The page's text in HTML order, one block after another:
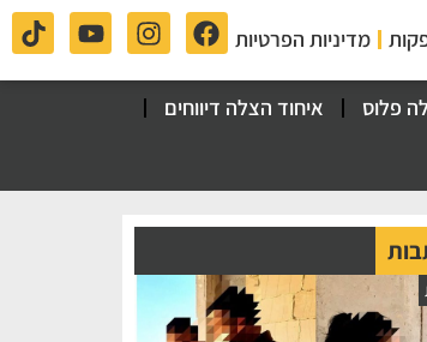
מדיניות הפרטיות
פלוס
איחוד הצלה דיווחים